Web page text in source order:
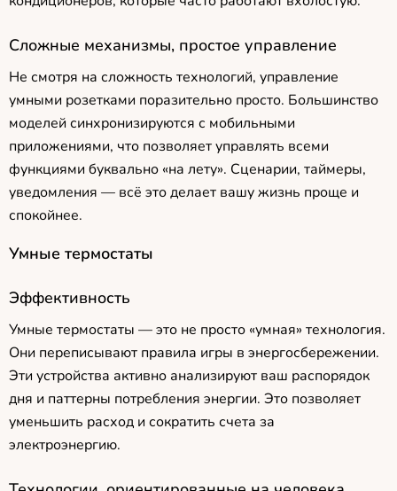
Сложные механизмы, простое управление
Не смотря на сложность технологий, управление
умными розетками поразительно просто. Большинство
моделей синхронизируются с мобильными
приложениями, что позволяет управлять всеми
функциями буквально «на лету». Сценарии, таймеры,
уведомления — всё это делает вашу жизнь проще и
спокойнее.
Умные термостаты
Эффективность
Умные термостаты — это не просто «умная» технология.
Они переписывают правила игры в энергосбережении.
Эти устройства активно анализируют ваш распорядок
дня и паттерны потребления энергии. Это позволяет
уменьшить расход и сократить счета за
электроэнергию.